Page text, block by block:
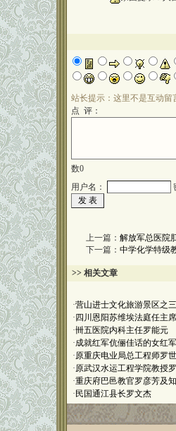
站长提示：这里不是互动留
点 评：
数0
用户名：
上一篇： 解放军总医院
下一篇： 中学化学特级
>> 相关文章
·营山进士文化旅游景区之
· 四川恩阳苏维埃法庭任主
·卌五医院内科主任罗能元
·成就红军伉俪佳话的女红
·原重庆电业局总工程师罗
·原武汉水运工程学院教授
·重庆府巴邑教官罗彦芳及
· 民国通江县长罗文杰